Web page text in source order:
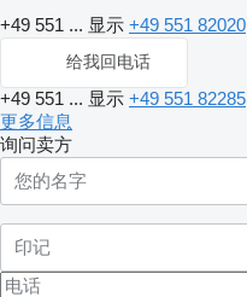
+49 551 ... 显示 +49 551 82020
给我回电话
+49 551 ... 显示 +49 551 82285
更多信息
询问卖方